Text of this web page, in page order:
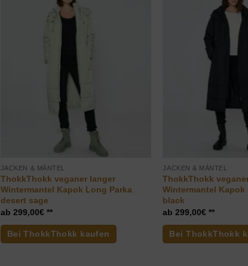
JACKEN & MÄNTEL
ThokkThokk veganer langer
Wintermantel Kapok Long Parka
desert sage
299,00€
Bei ThokkThokk kaufen
JACKEN & MÄNTEL
ThokkThokk
Wintermantel Kapok
black
299,00€
Bei ThokkThokk